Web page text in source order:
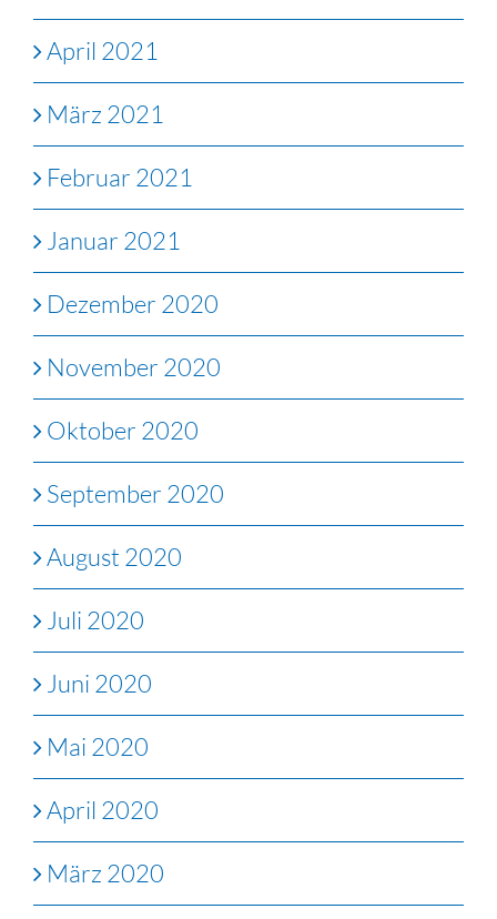
April 2021
März 2021
Februar 2021
Januar 2021
Dezember 2020
November 2020
Oktober 2020
September 2020
August 2020
Juli 2020
Juni 2020
Mai 2020
April 2020
März 2020